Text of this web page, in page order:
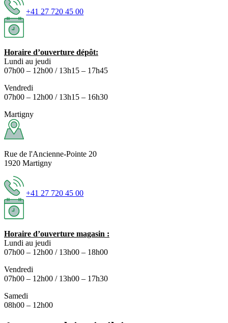
+41 27 720 45 00
Horaire d’ouverture dépôt:
Lundi au jeudi
07h00 – 12h00 / 13h15 – 17h45
Vendredi
07h00 – 12h00 / 13h15 – 16h30
Martigny
Rue de l'Ancienne-Pointe 20
1920 Martigny
+41 27 720 45 00
Horaire d’ouverture magasin :
Lundi au jeudi
07h00 – 12h00 / 13h00 – 18h00
Vendredi
07h00 – 12h00 / 13h00 – 17h30
Samedi
08h00 – 12h00